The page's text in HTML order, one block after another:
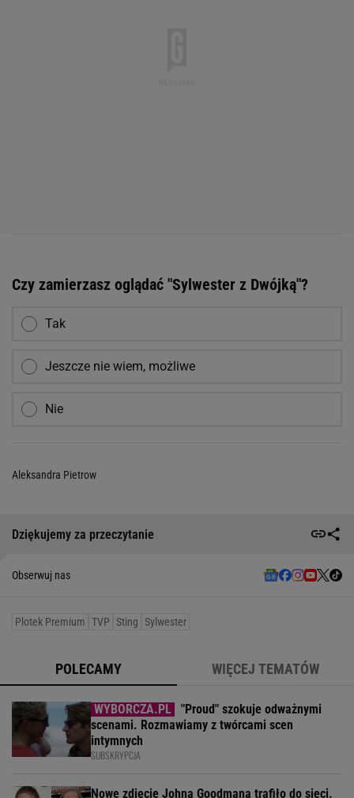
Czy zamierzasz oglądać "Sylwester z Dwójką"?
Tak
Jeszcze nie wiem, możliwe
Nie
Aleksandra Pietrow
Dziękujemy za przeczytanie
Obserwuj nas
Plotek Premium TVP Sting Sylwester
POLECAMY WIĘCEJ TEMATÓW
"Proud" szokuje odważnymi
scenami. Rozmawiamy z twórcami scen
intymnych
SUBSKRYPCJA
Nowe zdjęcie Johna Goodmana trafiło do sieci.